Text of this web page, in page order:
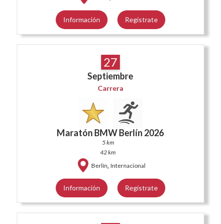
Información Regístrate
27
Septiembre
Carrera
Maratón BMW Berlín 2026
5 km
42 km
Berlín, Internacional
Información Regístrate